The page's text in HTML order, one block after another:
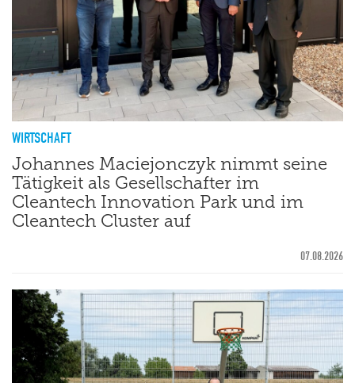
WIRTSCHAFT
Johannes Maciejonczyk nimmt seine
Tätigkeit als Gesellschafter im
Cleantech Innovation Park und im
Cleantech Cluster auf
07.08.2026